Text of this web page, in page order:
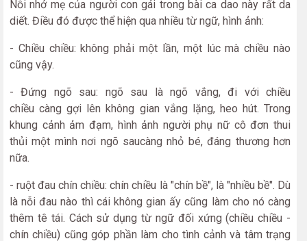
Nỗi nhớ mẹ của người con gái trong bài ca dao này rất da
diết. Điều đó được thể hiện qua nhiều từ ngữ, hình ảnh:
- Chiều chiều: không phải một lần, một lúc mà chiều nào
cũng vậy.
- Đứng ngõ sau: ngõ sau là ngõ vắng, đi với chiều
chiều càng gợi lên không gian vắng lặng, heo hút. Trong
khung cảnh ảm đạm, hình ảnh người phụ nữ cô đơn thui
thủi một mình nơi ngõ saucàng nhỏ bé, đáng thương hơn
nữa.
- ruột đau chín chiều: chín chiều là "chín bề", là "nhiều bề". Dù
là nỗi đau nào thì cái không gian ấy cũng làm cho nó càng
thêm tê tái. Cách sử dụng từ ngữ đối xứng (chiều chiều -
chín chiều) cũng góp phần làm cho tình cảnh và tâm trạng